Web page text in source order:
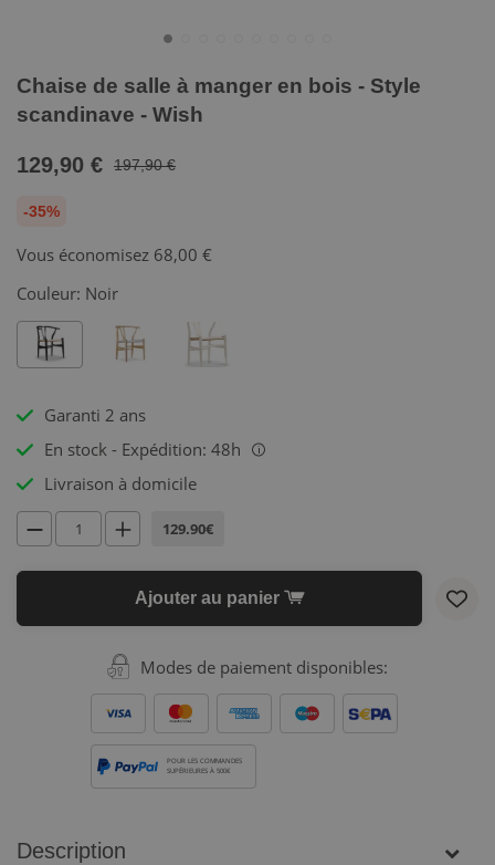
Chaise de salle à manger en bois - Style
scandinave - Wish
129,90 € 197,90 €
-35%
Vous économisez 68,00 €
Couleur: Noir
Garanti 2 ans
En stock - Expédition: 48h
i
Livraison à domicile
129.90€
Ajouter au panier
Modes de paiement disponibles:
POUR LES COMMANDES
SUPÉRIEURES À 500€
Description